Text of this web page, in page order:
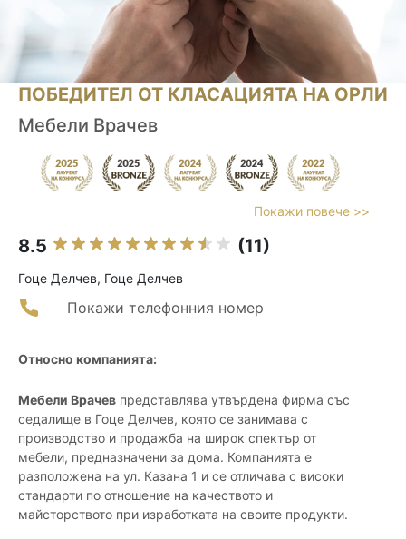
ПОБЕДИТЕЛ ОТ КЛАСАЦИЯТА НА ОРЛИ
Мебели Врачев
Покажи повече >>
8.5 (11)
Гоце Делчев, Гоце Делчев
Покажи телефонния номер
Относно компанията:
Мебели Врачев представлява утвърдена фирма със
седалище в Гоце Делчев, която се занимава с
производство и продажба на широк спектър от
мебели, предназначени за дома. Компанията е
разположена на ул. Казана 1 и се отличава с високи
стандарти по отношение на качеството и
майсторството при изработката на своите продукти.